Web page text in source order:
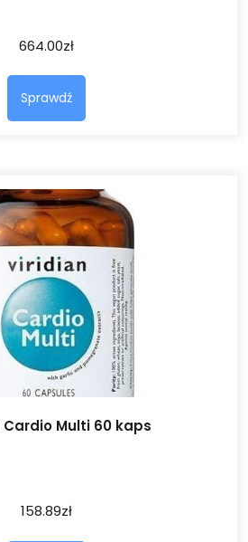
664.00zł
Sprawdź
Cardio Multi 60 kaps
158.89zł